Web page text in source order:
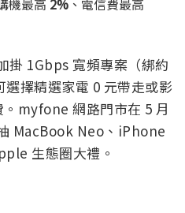
機最高 2% 、電信費最高
掛 1Gbps 寬頻專案（綁約
擇精選家電 0 元帶走或影
myfone 網路門市在 5 月
MacBook Neo、iPhone
生態圈大禮。